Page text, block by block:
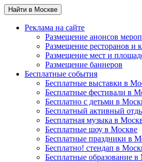
Найти в Москве
Реклама на сайте
Размещение анонсов
Размещение ресторанов и
Размещение мест и
Размещение баннеров
Бесплатные события
Бесплатные выставки в
Бесплатные фестивали в
Бесплатно с детьми в
Бесплатный активный
Бесплатная музыка в
Бесплатные шоу в Москве
Бесплатные праздники в
Бесплатно! стендап в
Бесплатные образование